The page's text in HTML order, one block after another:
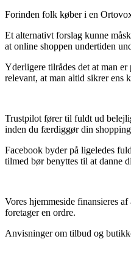
Forinden folk køber i en
Et alternativt forslag kunne
at online shoppen undertiden
Yderligere tilrådes det at man
relevant, at man altid sikrer ens
Trustpilot fører til fuldt ud
inden du færdiggør din
Facebook byder på ligeledes
tilmed bør benyttes til at danne
Vores hjemmeside finansieres
foretager en ordre.
Anvisninger om tilbud og